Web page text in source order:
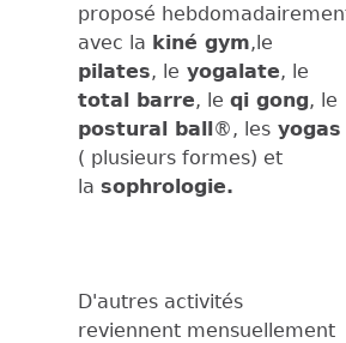
proposé
avec la kiné gym,le
pilates, le yogalate, le
total barre, le qi gong, le
postural ball®, les yogas
( plusieurs formes) et
la sophrologie.
D'autres activités
reviennent mensuellement